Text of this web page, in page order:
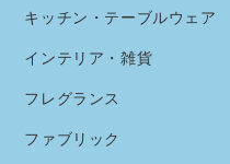
キッチン・テーブルウェア
インテリア・雑貨
フレグランス
ファブリック